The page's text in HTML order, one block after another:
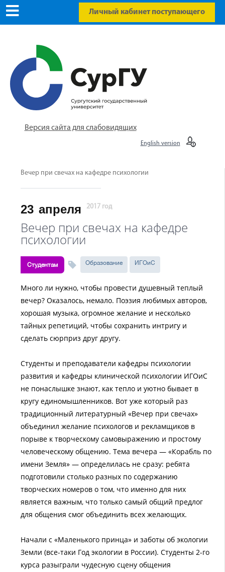
Личный кабинет поступающего
Версия сайта для слабовидящих
English version
Вечер при свечах на кафедре психологии
23 апреля 2017 год
Вечер при свечах на кафедре
психологии
Студентам Образование ИГОиС
Много ли нужно, чтобы провести душевный теплый
вечер? Оказалось, немало. Поэзия любимых авторов,
хорошая музыка, огромное желание и несколько
тайных репетиций, чтобы сохранить интригу и
сделать сюрприз друг другу.
Студенты и преподаватели кафедры психологии
развития и кафедры клинической психологии ИГОиС
не понаслышке знают, как тепло и уютно бывает в
кругу единомышленников. Вот уже который раз
традиционный литературный «Вечер при свечах»
объединил желание психологов и рекламщиков в
порыве к творческому самовыражению и простому
человеческому общению. Тема вечера — «Корабль по
имени Земля» — определилась не сразу: ребята
подготовили столько разных по содержанию
творческих номеров о том, что именно для них
является важным, что только самый общий предлог
для общения смог объединить всех желающих.
Начали с «Маленького принца» и заботы об экологии
Земли (все-таки Год экологии в России). Студенты 2-го
курса разыграли чудесную сцену общения